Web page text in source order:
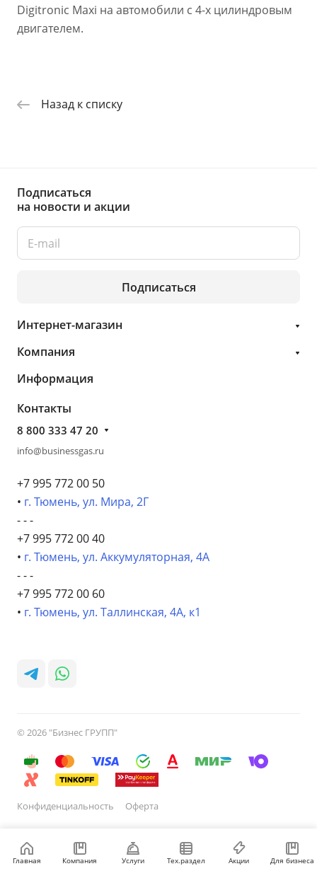
Digitronic Maxi на автомобили с 4-х цилиндровым
двигателем.
Назад к списку
Подписаться
на новости и акции
Подписаться
Интернет-магазин
Компания
Информация
Контакты
8 800 333 47 20
info@businessgas.ru
+7 995 772 00 50
• г. Тюмень, ул. Мира, 2Г
- - -
+7 995 772 00 40
• г. Тюмень, ул. Аккумуляторная, 4А
- - -
+7 995 772 00 60
• г. Тюмень, ул. Таллинская, 4А, к1
© 2026 "Бизнес ГРУПП"
Конфиденциальность Оферта
Главная Компания Услуги Тех.раздел Акции Для бизнеса